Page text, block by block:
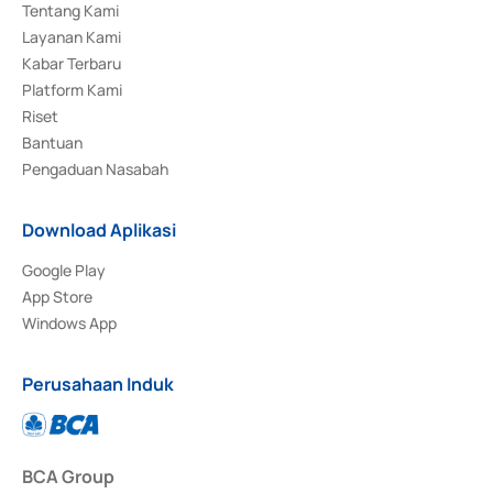
Tentang Kami
Layanan Kami
Kabar Terbaru
Platform Kami
Riset
Bantuan
Pengaduan Nasabah
Download Aplikasi
Google Play
App Store
Windows App
Perusahaan Induk
BCA Group